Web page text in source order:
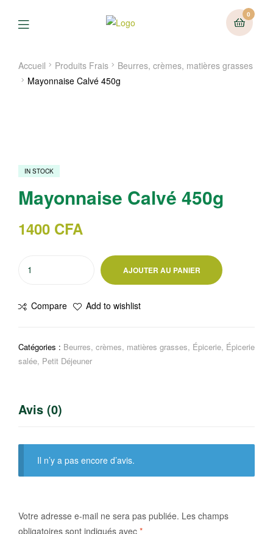
0
Menu
Accueil Produits Frais
Beurres, crèmes, matières grasses
Mayonnaise Calvé 450g
IN STOCK
Mayonnaise Calvé 450g
1400 CFA
Calvé
AJOUTER AU PANIER
Compare Add to wishlist
Catégories : Beurres, crèmes, matières grasses, Épicerie, Épicerie
salée, Petit Déjeuner
Avis (0)
Il n’y a pas encore d’avis.
Votre adresse e-mail ne sera pas publiée. Les champs
obligatoires sont indiqués avec *